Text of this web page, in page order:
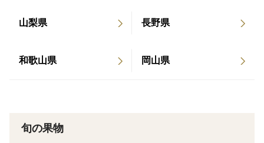
たかはし果樹園オリジナルの化粧箱にて皆さまにお届け
もし食感が硬いと感じられましたら、常温で少し置いて
山梨県 長野県
和歌山県 岡山県
旬の果物